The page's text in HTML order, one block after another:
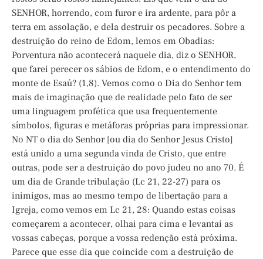
SENHOR, horrendo, com furor e ira ardente, para pôr a
terra em assolação, e dela destruir os pecadores. Sobre a
destruição do reino de Edom, lemos em Obadias:
Porventura não acontecerá naquele dia, diz o SENHOR,
que farei perecer os sábios de Edom, e o entendimento do
monte de Esaú? (1,8). Vemos como o Dia do Senhor tem
mais de imaginação que de realidade pelo fato de ser
uma linguagem profética que usa frequentemente
símbolos, figuras e metáforas próprias para impressionar.
No NT o dia do Senhor [ou dia do Senhor Jesus Cristo]
está unido a uma segunda vinda de Cristo, que entre
outras, pode ser a destruição do povo judeu no ano 70. É
um dia de Grande tribulação (Lc 21, 22-27) para os
inimigos, mas ao mesmo tempo de libertação para a
Igreja, como vemos em Lc 21, 28: Quando estas coisas
começarem a acontecer, olhai para cima e levantai as
vossas cabeças, porque a vossa redenção está próxima.
Parece que esse dia que coincide com a destruição de